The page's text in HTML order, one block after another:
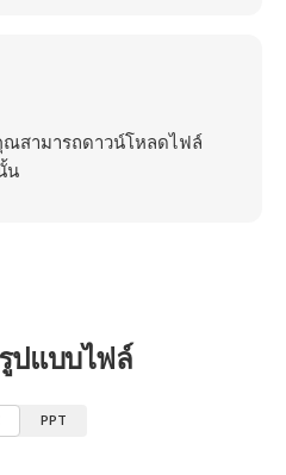
สามารถดาวน์โหลดไฟล์
น
ปแบบไฟล์
PPT